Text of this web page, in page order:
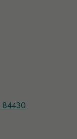
84430